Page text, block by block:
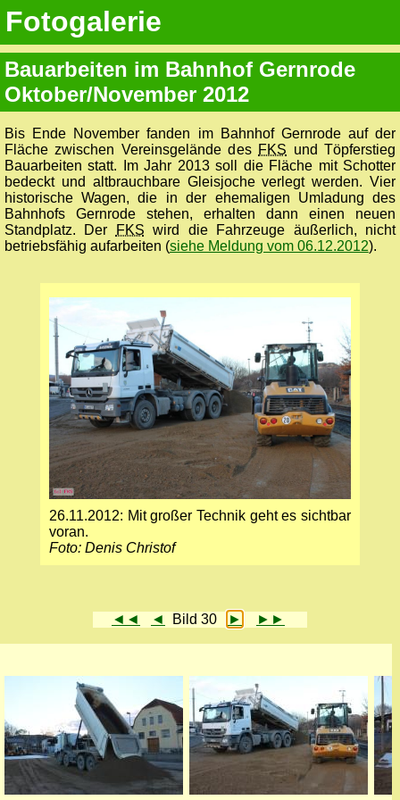
Fotogalerie
Bauarbeiten im Bahnhof Gernrode
Oktober/November 2012
Bis Ende November fanden im Bahnhof Gernrode auf der
Fläche zwischen Vereinsgelände des FKS und Töpferstieg
Bauarbeiten statt. Im Jahr 2013 soll die Fläche mit Schotter
bedeckt und altbrauchbare Gleisjoche verlegt werden. Vier
historische Wagen, die in der ehemaligen Umladung des
Bahnhofs Gernrode stehen, erhalten dann einen neuen
Standplatz. Der
FKS wird die Fahrzeuge äußerlich, nicht
betriebsfähig aufarbeiten (siehe Meldung vom 06.12.2012).
26.11.2012: Mit großer Technik geht es sichtbar
voran.
Foto: Denis Christof
◄◄ ◄ Bild 30 ► ►►